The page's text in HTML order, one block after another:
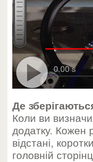
Де
Коли ви
додатку. Кожен
відстані,
головній